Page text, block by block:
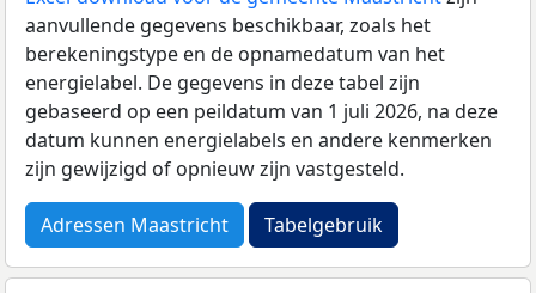
aanvullende gegevens beschikbaar, zoals het
berekeningstype en de opnamedatum van het
energielabel. De gegevens in deze tabel zijn
gebaseerd op een peildatum van 1 juli 2026, na deze
datum kunnen energielabels en andere kenmerken
zijn gewijzigd of opnieuw zijn vastgesteld.
Adressen Maastricht Tabelgebruik